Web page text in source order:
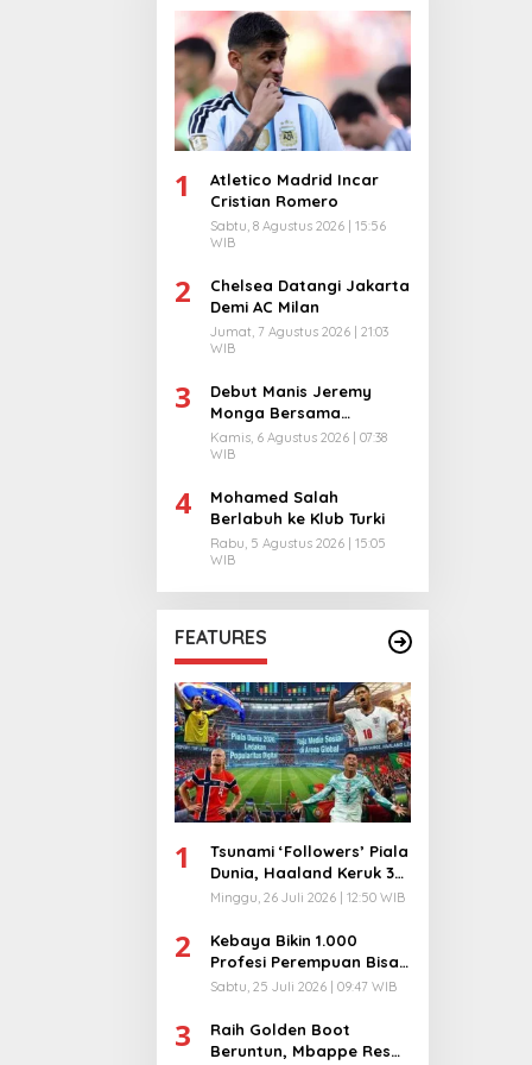
1
Atletico Madrid Incar
Cristian Romero
Sabtu, 8 Agustus 2026 | 15:56
WIB
2
Chelsea Datangi Jakarta
Demi AC Milan
Jumat, 7 Agustus 2026 | 21:03
WIB
3
Debut Manis Jeremy
Monga Bersama
Manchester City
Kamis, 6 Agustus 2026 | 07:38
WIB
4
Mohamed Salah
Berlabuh ke Klub Turki
Rabu, 5 Agustus 2026 | 15:05
WIB
FEATURES
1
Tsunami ‘Followers’ Piala
Dunia, Haaland Keruk 32
Juta, Kiper 40 Tahun
Minggu, 26 Juli 2026 | 12:50 WIB
2
Kebaya Bikin 1.000
Profesi Perempuan Bisa
Menyatu di Arena
Sabtu, 25 Juli 2026 | 09:47 WIB
3
Raih Golden Boot
Beruntun, Mbappe Resmi